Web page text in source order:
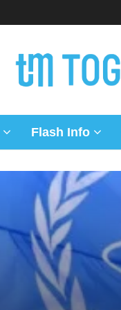
Flash Info